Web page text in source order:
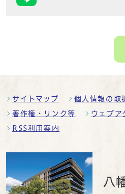
サイトマップ 個人情報の取
著作権・リンク等 ウェブア
RSS利用案内
八